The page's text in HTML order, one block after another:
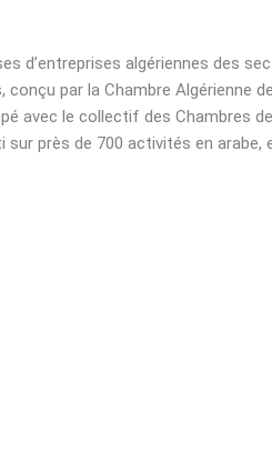
d’entreprises algériennes des
par la Chambre Algérienne de
avec le collectif des Chambres de
près de 700 activités en arabe,